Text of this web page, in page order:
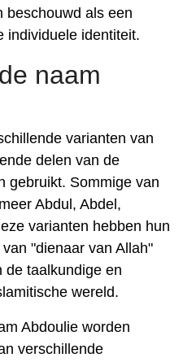
beschouwd als een
individuele identiteit.
naam
varianten van
delen van de
gebruikt. Sommige van
Abdul, Abdel,
varianten hebben hun
"dienaar van Allah"
de taalkundige en
wereld.
Abdoulie worden
verschillende